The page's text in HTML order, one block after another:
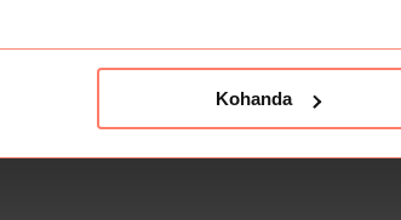
Kohanda